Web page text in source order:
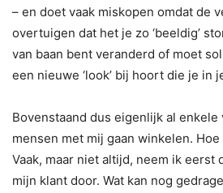
– en doet vaak miskopen omdat de
overtuigen dat het je zo ‘beeldig’
van baan bent veranderd of moet
een nieuwe ‘look’ bij hoort die je in
Bovenstaand dus eigenlijk al
mensen met mij gaan winkelen.
Vaak, maar niet altijd, neem ik eerst
mijn klant door. Wat kan nog